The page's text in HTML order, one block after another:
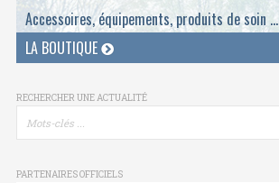
Accessoires, équipements, produits de soin ...
LA BOUTIQUE
RECHERCHER UNE ACTUALITÉ
PARTENAIRES OFFICIELS